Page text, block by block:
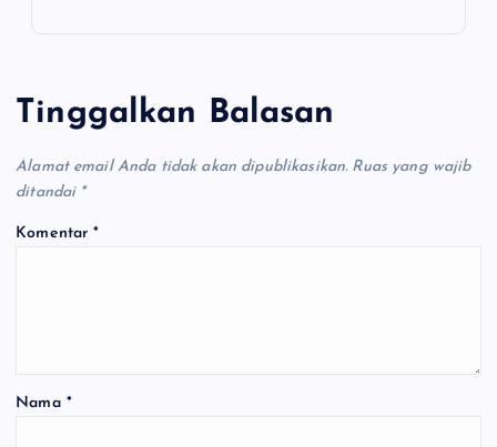
Tinggalkan Balasan
Alamat email Anda tidak akan dipublikasikan. Ruas yang wajib
ditandai *
Komentar*
Nama *